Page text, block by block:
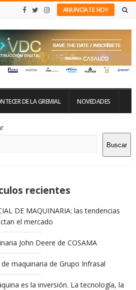
ANUNCIATE HOY
DE LA GREMIAL NOVEDADES
Buscar
recientes
DE MAQUINARIA: las tendencias
el mercado
John Deere de COSAMA
maquinaria de Grupo Infrasal
es la inversión. La tecnología, la